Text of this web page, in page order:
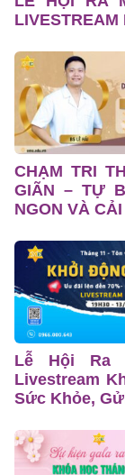
CHẠM TRI
GIÃN – TỰ
NGON VÀ
Lễ Hội Ra
Livestream
Sức Khỏe,